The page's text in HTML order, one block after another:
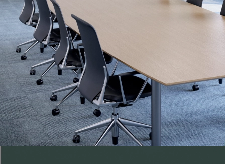
ミーティングや会議室利用に